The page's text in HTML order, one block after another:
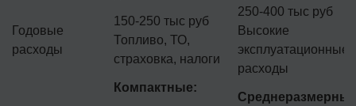
Годовые
расходы
150-250 тыс руб
Топливо, ТО,
страховка, налоги
250-400 тыс руб
Высокие
эксплуатационные
расходы
Компактные: